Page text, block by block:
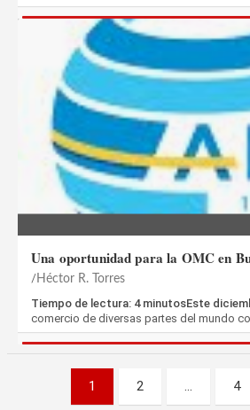
Una oportunidad para la OMC en
Héctor R. Torres
Tiempo de lectura: 4 minutosEste
comercio de diversas partes del mundo
Paginación
1 2 … 4